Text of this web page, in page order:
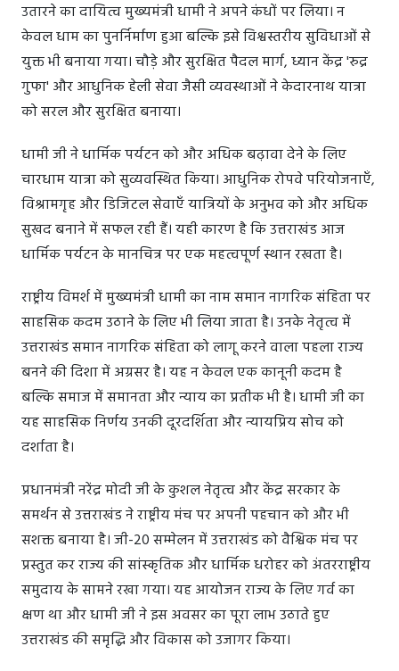
उतारने का दायित्व मुख्यमंत्री धामी ने अपने कंधों पर लिया। न
केवल धाम का पुनर्निर्माण हुआ बल्कि इसे विश्वस्तरीय सुविधाओं से
युक्त भी बनाया गया। चौड़े और सुरक्षित पैदल मार्ग, ध्यान केंद्र 'रुद्र
गुफा' और आधुनिक हेली सेवा जैसी व्यवस्थाओं ने केदारनाथ यात्रा
को सरल और सुरक्षित बनाया।
धामी जी ने धार्मिक पर्यटन को और अधिक बढ़ावा देने के लिए
चारधाम यात्रा को सुव्यवस्थित किया। आधुनिक रोपवे परियोजनाएँ,
विश्रामगृह और डिजिटल सेवाएँ यात्रियों के अनुभव को और अधिक
सुखद बनाने में सफल रही हैं। यही कारण है कि उत्तराखंड आज
धार्मिक पर्यटन के मानचित्र पर एक महत्वपूर्ण स्थान रखता है।
राष्ट्रीय विमर्श में मुख्यमंत्री धामी का नाम समान नागरिक संहिता पर
साहसिक कदम उठाने के लिए भी लिया जाता है। उनके नेतृत्व में
उत्तराखंड समान नागरिक संहिता को लागू करने वाला पहला राज्य
बनने की दिशा में अग्रसर है। यह न केवल एक कानूनी कदम है
बल्कि समाज में समानता और न्याय का प्रतीक भी है। धामी जी का
यह साहसिक निर्णय उनकी दूरदर्शिता और न्यायप्रिय सोच को
दर्शाता है।
प्रधानमंत्री नरेंद्र मोदी जी के कुशल नेतृत्व और केंद्र सरकार के
समर्थन से उत्तराखंड ने राष्ट्रीय मंच पर अपनी पहचान को और भी
सशक्त बनाया है। जी-20 सम्मेलन में उत्तराखंड को वैश्विक मंच पर
प्रस्तुत कर राज्य की सांस्कृतिक और धार्मिक धरोहर को अंतरराष्ट्रीय
समुदाय के सामने रखा गया। यह आयोजन राज्य के लिए गर्व का
क्षण था और धामी जी ने इस अवसर का पूरा लाभ उठाते हुए
उत्तराखंड की समृद्धि और विकास को उजागर किया।